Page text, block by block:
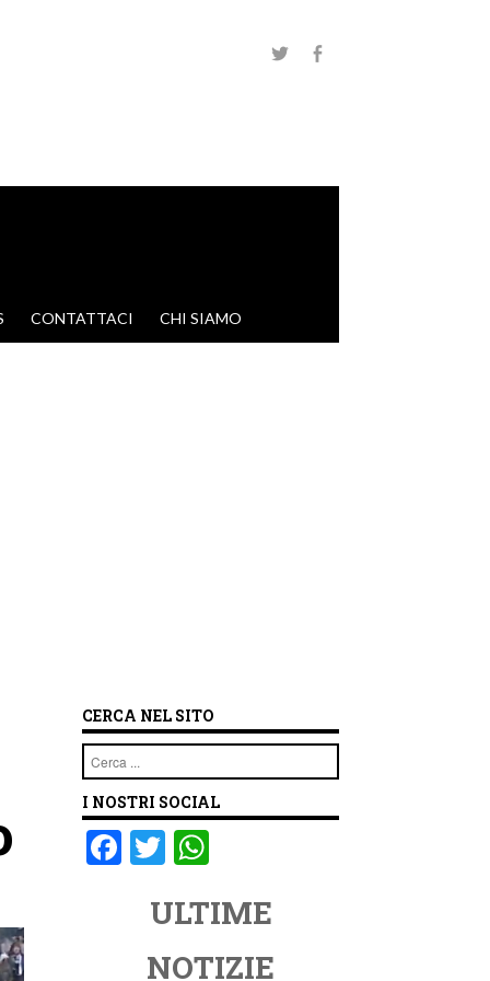
CONTATTACI CHI SIAMO
CERCA NEL SITO
Cerca
I NOSTRI SOCIAL
F T
tt
er
at
s
ULTIME
NOTIZIE